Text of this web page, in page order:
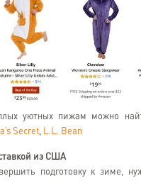
уютных пижам можно
Secret, L.L. Bean
из США
подготовку к зиме,